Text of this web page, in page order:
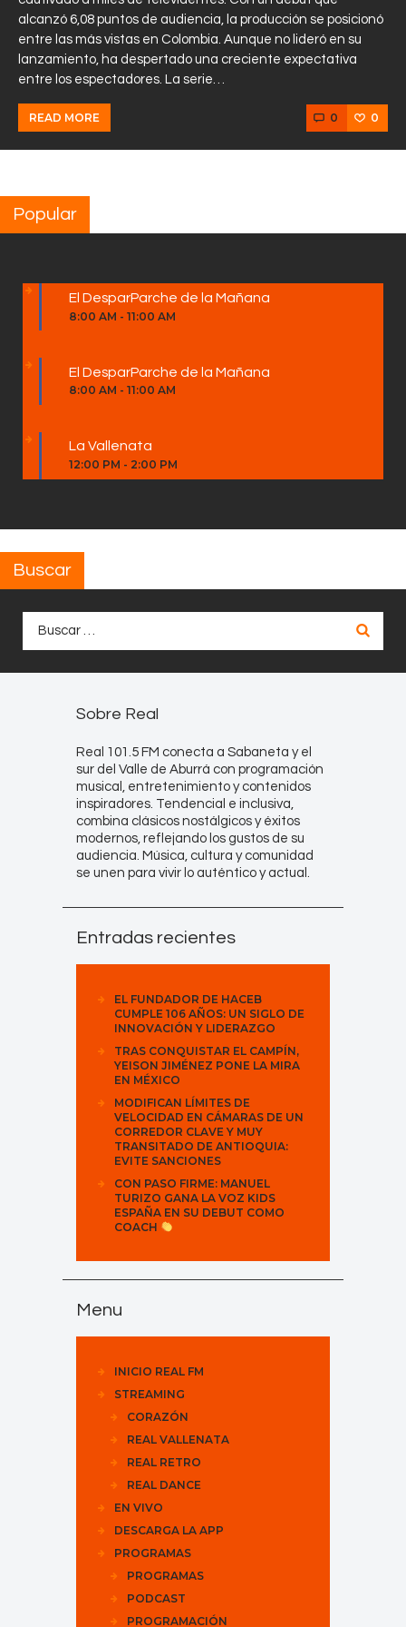
alcanzó 6,08 puntos de audiencia, la producción se posicionó
entre las más vistas en Colombia. Aunque no lideró en su
lanzamiento, ha despertado una creciente expectativa
entre los espectadores. La serie…
READ MORE 0 0
Popular
El DesparParche de la Mañana
8:00 AM - 11:00 AM
El DesparParche de la Mañana
8:00 AM - 11:00 AM
La Vallenata
12:00 PM - 2:00 PM
Buscar
Sobre Real
Real 101.5 FM conecta a Sabaneta y el
sur del Valle de Aburrá con programación
musical, entretenimiento y contenidos
inspiradores. Tendencial e inclusiva,
combina clásicos nostálgicos y éxitos
modernos, reflejando los gustos de su
audiencia. Música, cultura y comunidad
se unen para vivir lo auténtico y actual.
Entradas recientes
EL FUNDADOR DE HACEB
CUMPLE 106 AÑOS: UN SIGLO DE
INNOVACIÓN Y LIDERAZGO
TRAS CONQUISTAR EL CAMPÍN,
YEISON JIMÉNEZ PONE LA MIRA
EN MÉXICO
MODIFICAN LÍMITES DE
VELOCIDAD EN CÁMARAS DE UN
CORREDOR CLAVE Y MUY
TRANSITADO DE ANTIOQUIA:
EVITE SANCIONES
CON PASO FIRME: MANUEL
TURIZO GANA LA VOZ KIDS
ESPAÑA EN SU DEBUT COMO
COACH
Menu
INICIO REAL FM
STREAMING
CORAZÓN
REAL VALLENATA
REAL RETRO
REAL DANCE
EN VIVO
DESCARGA LA APP
PROGRAMAS
PROGRAMAS
PODCAST
PROGRAMACIÓN